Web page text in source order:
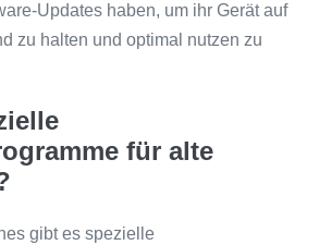
Updates haben, um ihr Gerät auf
zu halten und optimal nutzen zu
für alte
gibt es spezielle